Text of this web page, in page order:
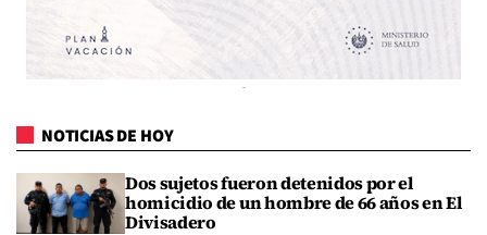
NOTICIAS DE HOY
Dos sujetos fueron detenidos por el
homicidio de un hombre de 66 años en El
Divisadero